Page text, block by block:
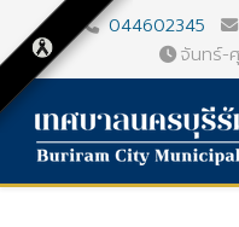
044602345
จันทร์-